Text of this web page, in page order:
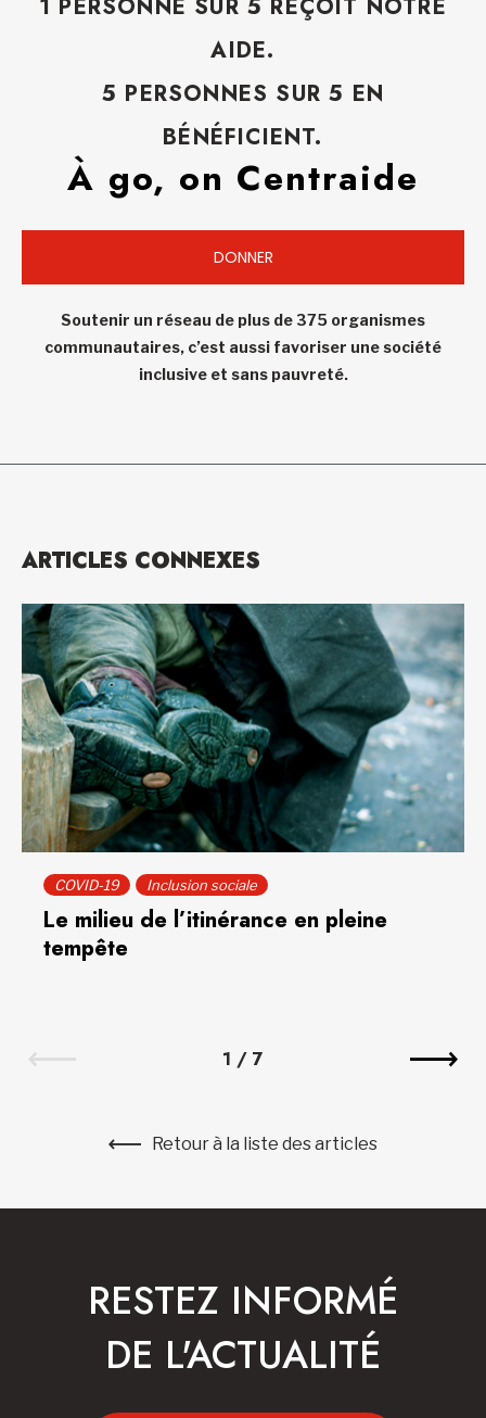
1 PERSONNE SUR 5 REÇOIT NOTRE
AIDE.
5 PERSONNES SUR 5 EN
BÉNÉFICIENT.
À go, on Centraide
DONNER
Soutenir un réseau de plus de 375 organismes
communautaires, c’est aussi favoriser une société
inclusive et sans pauvreté.
ARTICLES CONNEXES
COVID-19 Inclusion sociale
Le milieu de l’itinérance en pleine
tempête
1 / 7
Retour à la liste des articles
RESTEZ INFORMÉ
DE L'ACTUALITÉ